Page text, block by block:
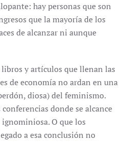
hay personas que son
que la mayoría de los
de alcanzar ni aunque
y artículos que llenan las
de economía no ardan en una
diosa) del feminismo.
donde se alcance
O que los
a esa conclusión no